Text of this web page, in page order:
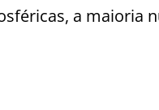
a maioria